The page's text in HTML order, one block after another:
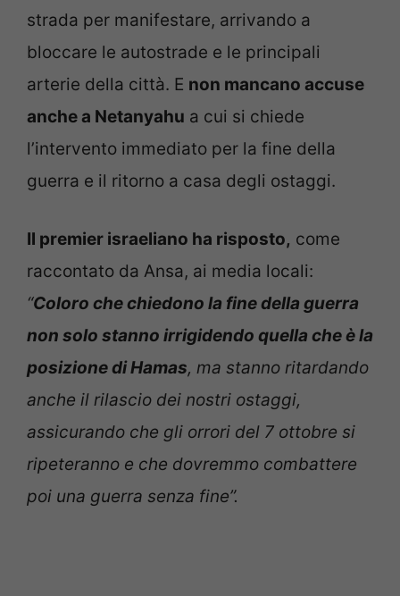
strada per manifestare, arrivando a
bloccare le autostrade e le principali
arterie della città. E non mancano accuse
anche a Netanyahu a cui si chiede
l’intervento immediato per la fine della
guerra e il ritorno a casa degli ostaggi.
Il premier israeliano ha risposto, come
raccontato da Ansa, ai media locali:
“Coloro che chiedono la fine della guerra
non solo stanno irrigidendo quella che è la
posizione di Hamas, ma stanno ritardando
anche il rilascio dei nostri ostaggi,
assicurando che gli orrori del 7 ottobre si
ripeteranno e che dovremmo combattere
poi una guerra senza fine”.